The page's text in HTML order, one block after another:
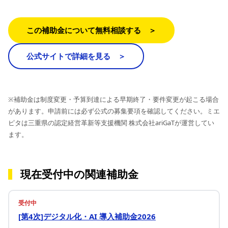
この補助金について無料相談する ＞
公式サイトで詳細を見る ＞
※補助金は制度変更・予算到達による早期終了・要件変更が起こる場合
があります。申請前には必ず公式の募集要項を確認してください。ミエ
ピタは三重県の認定経営革新等支援機関 株式会社ariGaTが運営してい
ます。
現在受付中の関連補助金
受付中
[第4次]デジタル化・AI 導入補助金2026